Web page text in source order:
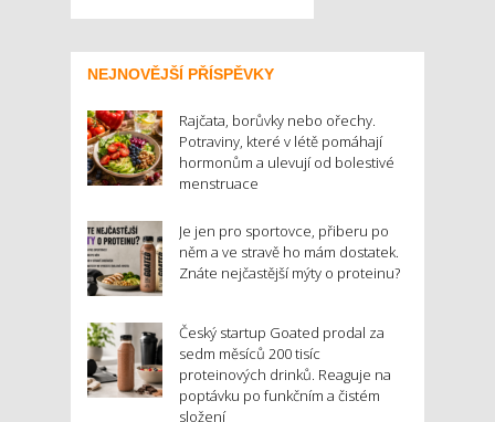
NEJNOVĚJŠÍ PŘÍSPĚVKY
Rajčata, borůvky nebo ořechy.
Potraviny, které v létě pomáhají
hormonům a ulevují od bolestivé
menstruace
Je jen pro sportovce, přiberu po
něm a ve stravě ho mám dostatek.
Znáte nejčastější mýty o proteinu?
Český startup Goated prodal za
sedm měsíců 200 tisíc
proteinových drinků. Reaguje na
poptávku po funkčním a čistém
složení